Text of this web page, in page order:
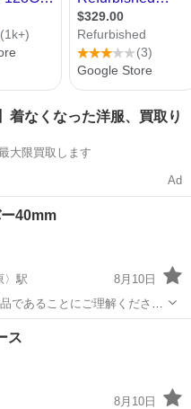
着なくなった洋服、買取り
大限買取します
Ad
40mm
〉駅
8月10日
であることにご理解くださ
願いします。
松原〉駅
ス
8月10日